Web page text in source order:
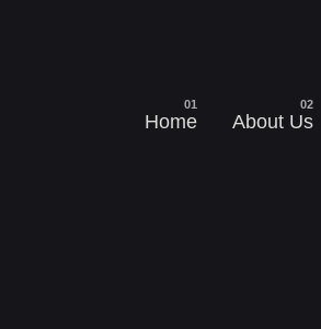
Home About Us